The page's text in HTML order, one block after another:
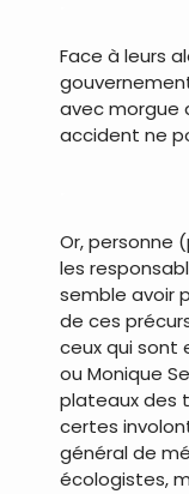
Face à leurs
avec morgue
accident ne
Or, personne
les
semble avoir
de ces
ceux qui sont
ou Monique
plateaux des
certes
général de
écologistes,